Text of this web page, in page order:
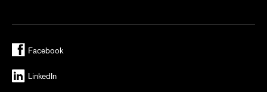
Facebook
LinkedIn